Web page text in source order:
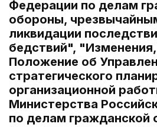
Федерации по делам
обороны,
ликвидации
бедствий",
Положение об
стратегического
организационной
Министерства
по делам гражданской